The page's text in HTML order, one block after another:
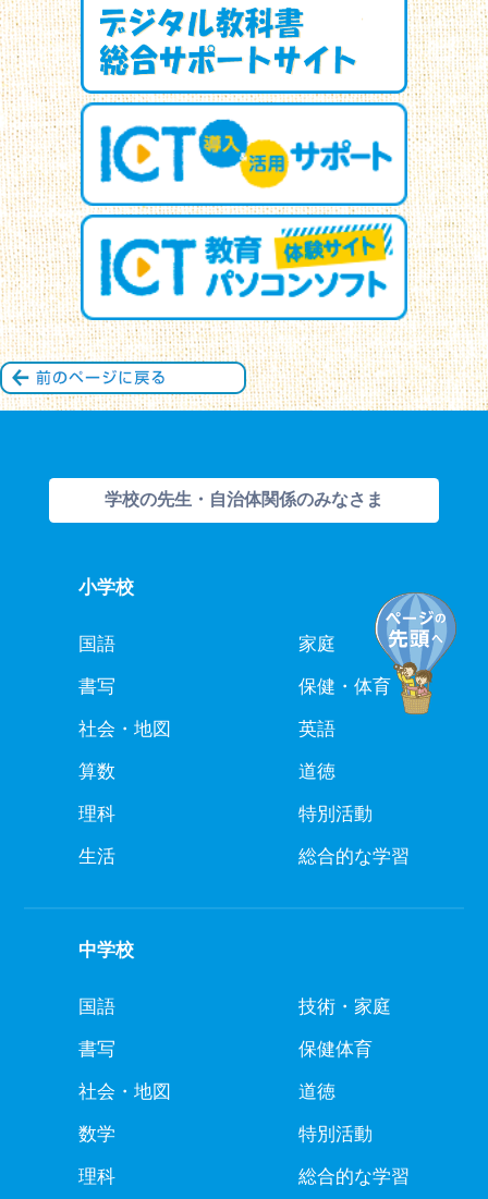
学校の先生・自治体関係のみなさま
小学校
国語
書写
社会・地図
算数
理科
生活
家庭
保健・体育
英語
道徳
特別活動
総合的な学習
中学校
国語
書写
社会・地図
数学
理科
技術・家庭
保健体育
道徳
特別活動
総合的な学習